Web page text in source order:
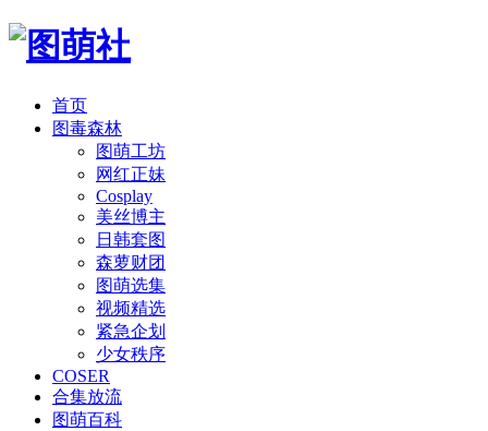
首页
图毒森林
图萌工坊
网红正妹
Cosplay
美丝博主
日韩套图
森萝财团
图萌选集
视频精选
紧急企划
少女秩序
COSER
合集放流
图萌百科